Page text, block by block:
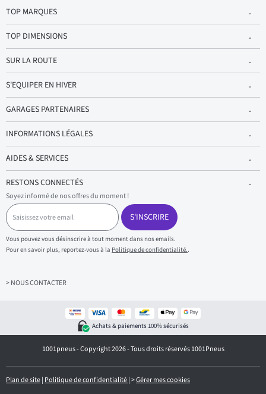
TOP MARQUES
TOP DIMENSIONS
SUR LA ROUTE
S'EQUIPER EN HIVER
GARAGES PARTENAIRES
INFORMATIONS LÉGALES
AIDES & SERVICES
RESTONS CONNECTÉS
Soyez informé de nos offres du moment !
S
a
i
s
i
s
z
i
l
S'INSCRIRE
Vous pouvez vous désinscrire à tout moment dans nos emails.
Pour en savoir plus, reportez-vous à la Politique de confidentialité..
> NOUS CONTACTER
Achats & paiements 100% sécurisés
1001pneus - Copyright 2026 - Tous droits réservés 1001Pneus
Plan de site| Politique de confidentialité|>Gérer mes cookies